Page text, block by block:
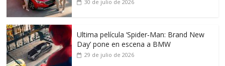
30 de julio de 2026
Ultima película ‘Spider‑Man: Brand New
Day’ pone en escena a BMW
29 de julio de 2026